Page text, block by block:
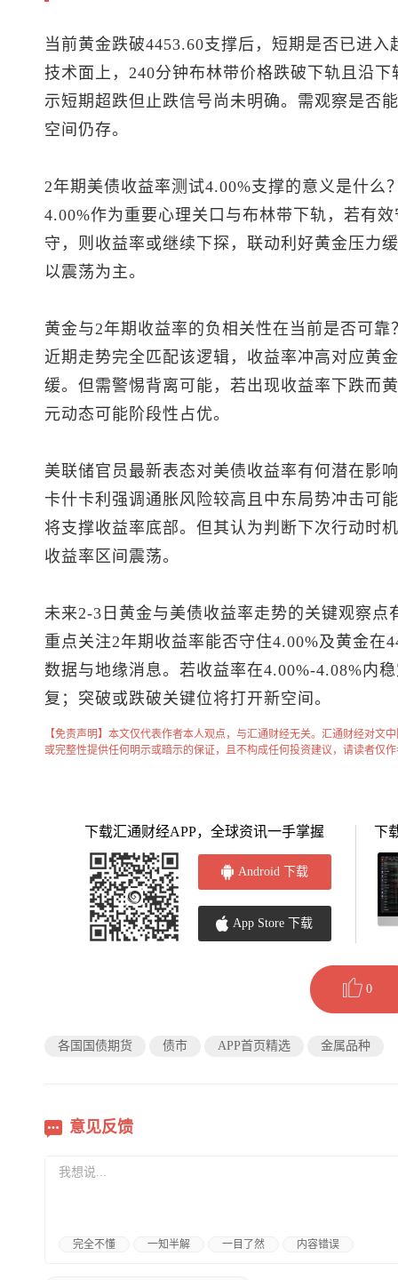
当前黄金跌破4453.60支撑后，短期是否已进入
技术面上，240分钟布林带价格跌破下轨且沿
示短期超跌但止跌信号尚未明确。需观察是否
空间仍存。
2年期美债收益率测试4.00%支撑的意义是什么
4.00%作为重要心理关口与布林带下轨，若有
守，则收益率或继续下探，联动利好黄金压力
以震荡为主。
黄金与2年期收益率的负相关性在当前是否可靠
近期走势完全匹配该逻辑，收益率冲高对应黄
缓。但需警惕背离可能，若出现收益率下跌而
元动态可能阶段性占优。
美联储官员最新表态对美债收益率有何潜在影
卡什卡利强调通胀风险较高且中东局势冲击可
将支撑收益率底部。但其认为判断下次行动时
收益率区间震荡。
未来2-3日黄金与美债收益率走势的关键观察点
重点关注2年期收益率能否守住4.00%及黄金在
数据与地缘消息。若收益率在4.00%-4.08%内
复；突破或跌破关键位将打开新空间。
【免责声明】本文仅代表作者本人观点，与汇通财经无关。汇通财经对文
或完整性提供任何明示或暗示的保证，且不构成任何投资建议，请读者仅
下载汇通财经APP，全球资讯一手掌握
Android 下载
App Store 下载
下
0
各国国债期货 债市 APP首页精选 金属品种
意见反馈
完全不懂 一知半解 一目了然 内容错误